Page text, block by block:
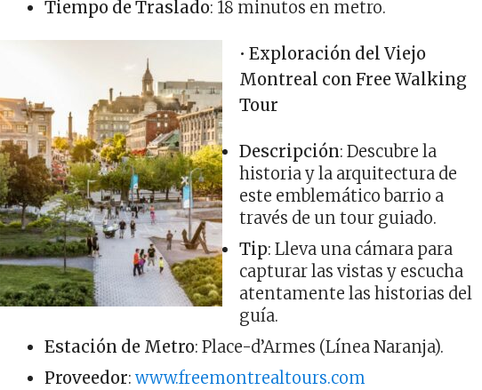
Tiempo de Traslado: 18 minutos en metro.
• Exploración del Viejo
Montreal con Free Walking
Tour
Descripción: Descubre la
historia y la arquitectura de
este emblemático barrio a
través de un tour guiado.
Tip: Lleva una cámara para
capturar las vistas y escucha
atentamente las historias del
guía.
Estación de Metro: Place-d’Armes (Línea Naranja).
Proveedor:www.freemontrealtours.com